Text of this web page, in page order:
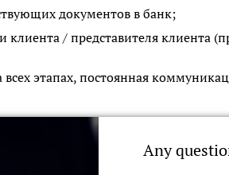
документов в банк;
/ представителя клиента
этапах, постоянная
Any